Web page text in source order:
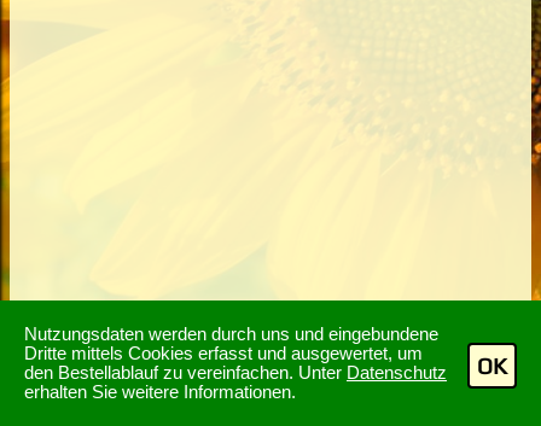
Nutzungsdaten werden durch uns und eingebundene
Dritte mittels Cookies erfasst und ausgewertet, um
den Bestellablauf zu vereinfachen. Unter Datenschutz
erhalten Sie weitere Informationen.
OK